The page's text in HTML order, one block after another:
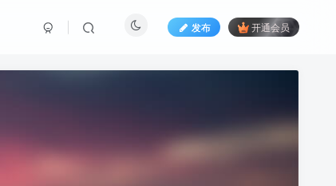
发布 开通会员